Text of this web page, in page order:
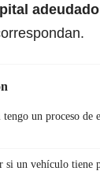
adeudado
tengo un proceso de
si un vehículo tiene